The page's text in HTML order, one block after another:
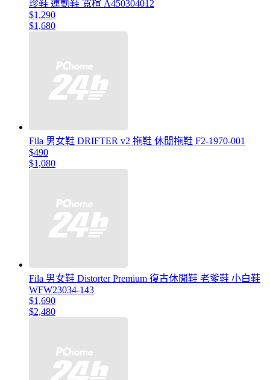
珍鞋 運動鞋 寬楦 A450304012
$1,290
$1,680
Fila 男女鞋 DRIFTER v2 拖鞋 休閒拖鞋 F2-1970-001
$490
$1,080
Fila 男女鞋 Distorter Premium 復古休閒鞋 老爹鞋 小白鞋
WFW23034-143
$1,690
$2,480